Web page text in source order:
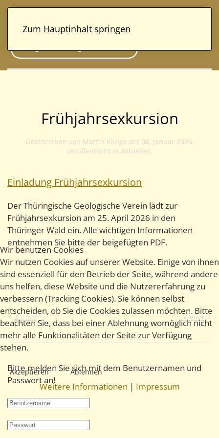
Zum Hauptinhalt springen
Frühjahrsexkursion
Geschrieben von Martin Klinge am 08. Januar 2026.
Veröffentlicht in Aktuelles.
Einladung Frühjahrsexkursion
Der Thüringische Geologische Verein lädt zur
Frühjahrsexkursion am 25. April 2026 in den
Thüringer Wald ein. Alle wichtigen Informationen
entnehmen Sie bitte der beigefügten PDF.
Zurück Weiter
Bitte melden Sie sich mit dem Benutzernamen und
Passwort an!
Wir benutzen Cookies
Wir nutzen Cookies auf unserer Website. Einige von ihnen
sind essenziell für den Betrieb der Seite, während andere
uns helfen, diese Website und die Nutzererfahrung zu
verbessern (Tracking Cookies). Sie können selbst
entscheiden, ob Sie die Cookies zulassen möchten. Bitte
beachten Sie, dass bei einer Ablehnung womöglich nicht
mehr alle Funktionalitäten der Seite zur Verfügung
stehen.
Akzeptieren Ablehnen
Weitere Informationen | Impressum